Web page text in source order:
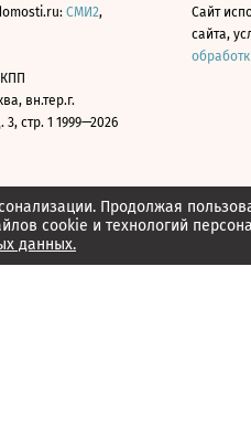
Продолжая
cookie и технологий
данных.
СМИ2,
вн.тер.г.
стр. 1 1999—2026
Сайт
сайта,